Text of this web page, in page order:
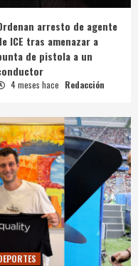
arresto de agente
ICE tras amenazar a
de pistola a un
4 meses hace Redacción